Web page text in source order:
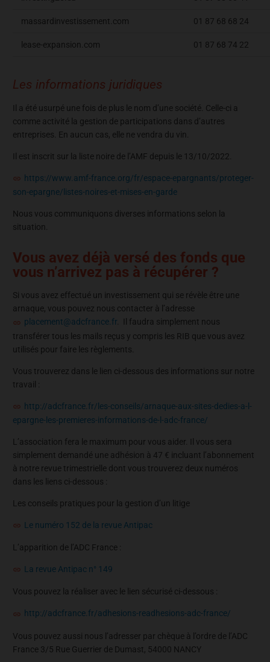
massardinvestissement.com 01 87 68 68 24
lease-expansion.com 01 87 68 74 22
Les informations juridiques
Il a été usurpé une fois de plus le nom d’une société. Celle-ci a
comme activité la gestion de participations dans d’autres
entreprises. En aucun cas, elle ne vendra du vin.
Il est inscrit sur la liste noire de l’AMF depuis le 13/10/2022.
https://www.amf-france.org/fr/espace-epargnants/proteger-
son-epargne/listes-noires-et-mises-en-garde
Nous vous communiquons diverses informations selon la
situation.
Vous avez déjà versé des fonds que
vous n’arrivez pas à récupérer ?
Si vous avez effectué un investissement qui se révèle être une
arnaque, vous pouvez nous contacter à l’adresse
placement@adcfrance.fr. Il faudra simplement nous
transférer tous les mails reçus y compris les RIB que vous avez
utilisés pour faire les règlements.
Vous trouverez dans le lien ci-dessous des informations sur notre
travail :
http://adcfrance.fr/les-conseils/arnaque-aux-sites-dedies-a-l-
epargne-les-premieres-informations-de-l-adc-france/
L’association fera le maximum pour vous aider. Il vous sera
simplement demandé une adhésion à 47 € incluant l’abonnement
à notre revue trimestrielle dont vous trouverez deux numéros
dans les liens ci-dessous :
Les conseils pratiques pour la gestion d’un litige
Le numéro 152 de la revue Antipac
L’apparition de l’ADC France :
La revue Antipac n° 149
Vous pouvez la réaliser avec le lien sécurisé ci-dessous :
http://adcfrance.fr/adhesions-readhesions-adc-france/
Vous pouvez aussi nous l’adresser par chèque à l’ordre de l’ADC
France 3/5 Rue Guerrier de Dumast, 54000 NANCY